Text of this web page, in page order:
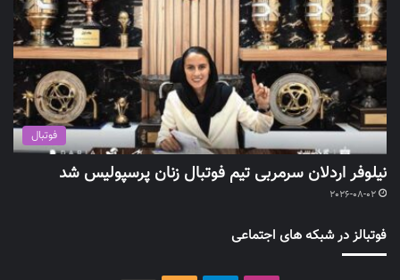
فوتبال
نیلوفر اردلان سرمربی تیم فوتبال زنان پرسپولیس شد
2026-08-02
فوتبالز در شبکه های اجتماعی